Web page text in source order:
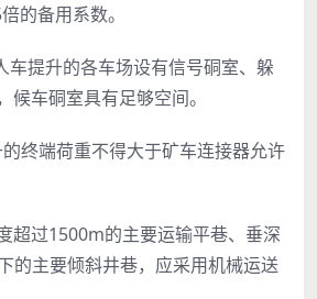
的备用系数。
车提升的各车场设有信号硐室、躲
候车硐室具有足够空间。
终端荷重不得大于矿车连接器允许
超过1500m的主要运输平巷、垂深
的主要倾斜井巷，应采用机械运送